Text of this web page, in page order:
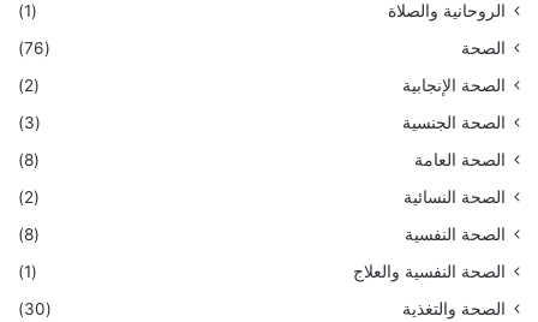
الروحانية والصلاة
(1)
الصحة
(76)
الصحة الإنجابية
(2)
الصحة الجنسية
(3)
الصحة العامة
(8)
الصحة النسائية
(2)
الصحة النفسية
(8)
الصحة النفسية والعلاج
(1)
الصحة والتغذية
(30)